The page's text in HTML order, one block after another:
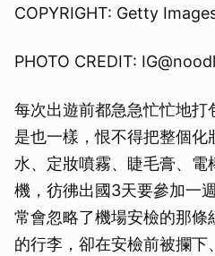
COPYRIGHT: Getty
PHOTO CREDIT:
每次出遊前都急急忙忙地打
是也一樣，恨不得把整個
水、定妝噴霧、睫毛膏、
機，彷彿出國3天要參加一
常會忽略了機場安檢的那
的行李，卻在安檢前被攔